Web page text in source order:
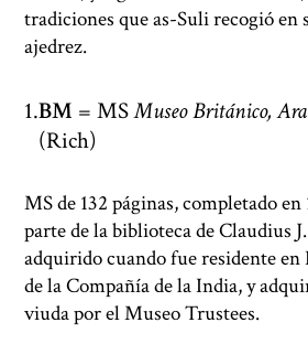
tradiciones que as-Suli recogió
ajedrez.
BM = MSMuseo Británico,
(Rich)
MS de 132 páginas, completado en
parte de la biblioteca de Claudius
adquirido cuando fue residente en
de la Compañía de la India, y
viuda por el Museo Trustees.